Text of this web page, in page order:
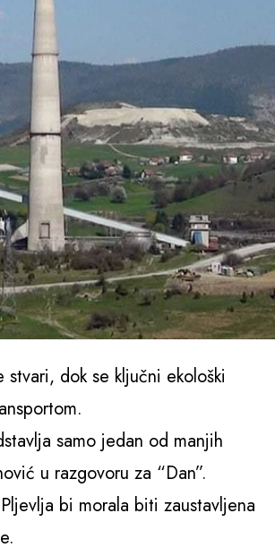
stvari, dok se ključni ekološki
samo jedan od manjih
u razgovoru za “Dan”.
bi morala biti zaustavljena